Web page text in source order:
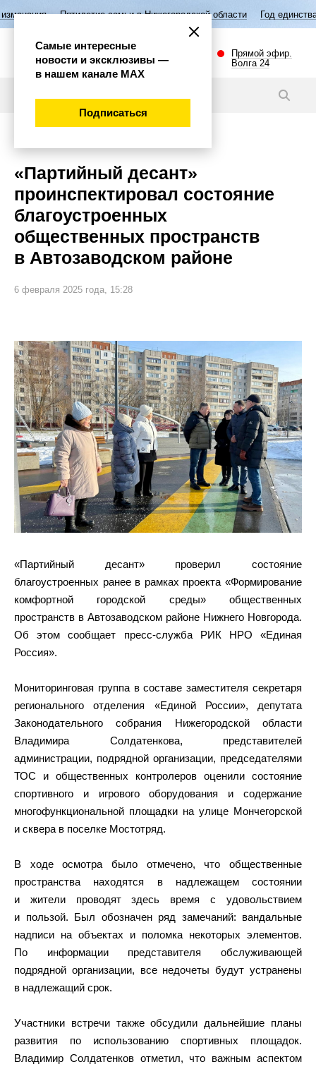
семьи в Нижегородской области Год единства народов
Прямой эфир.
Волга 24
«Партийный десант»
проинспектировал состояние
благоустроенных
общественных пространств
в Автозаводском районе
6 февраля 2025 года, 15:28
«Партийный десант» проверил состояние
благоустроенных ранее в рамках проекта «Формирование
комфортной городской среды» общественных
пространств в Автозаводском районе Нижнего Новгорода.
Об этом сообщает пресс-служба РИК НРО «Единая
Россия».
Мониторинговая группа в составе заместителя секретаря
регионального отделения «Единой России», депутата
Законодательного собрания Нижегородской области
Владимира Солдатенкова, представителей
администрации, подрядной организации, председателями
ТОС и общественных контролеров оценили состояние
спортивного и игрового оборудования и содержание
многофункциональной площадки на улице Мончегорской
и сквера в поселке Мостотряд.
В ходе осмотра было отмечено, что общественные
пространства находятся в надлежащем состоянии
и жители проводят здесь время с удовольствием
и пользой. Был обозначен ряд замечаний: вандальные
надписи на объектах и поломка некоторых элементов.
По информации представителя обслуживающей
подрядной организации, все недочеты будут устранены
в надлежащий срок.
Участники встречи также обсудили дальнейшие планы
развития по использованию спортивных площадок.
Владимир Солдатенков отметил, что важным аспектом
Самые интересные
новости и эксклюзивы —
в нашем канале МАХ
Подписаться